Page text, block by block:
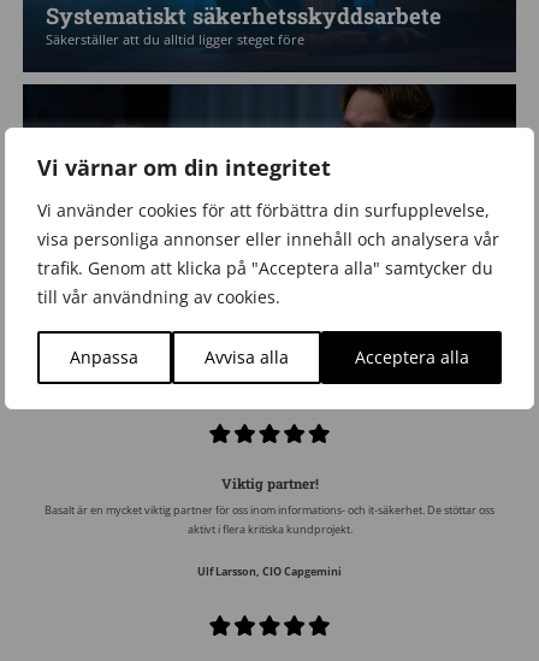
Vi värnar om din integritet
Vi använder cookies för att förbättra din surfupplevelse,
visa personliga annonser eller innehåll och analysera vår
trafik. Genom att klicka på "Acceptera alla" samtycker du
till vår användning av cookies.
Anpassa Avvisa alla Acceptera alla
Systematiskt säkerhetsskyddsarbete
Säkerställer att du alltid ligger steget före
Krisberedskap & totalförsvar
Vi förbereder dig och skapar en plan framåt
Viktig partner!
Basalt är en mycket viktig partner för oss inom informations- och it-säkerhet. De stöttar oss
aktivt i flera kritiska kundprojekt.
Ulf Larsson, CIO Capgemini